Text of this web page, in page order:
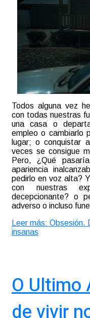
Todos alguna vez
con todas nuestras
una casa o
empleo o cambiarlo
lugar; o conquistar
veces se consigue
Pero, ¿Qué
apariencia
pedirlo en voz alta?
con nuestras
decepcionante? o
adverso o incluso
Leer más: Obsesión.
insanas
O Ultimo
de vivir